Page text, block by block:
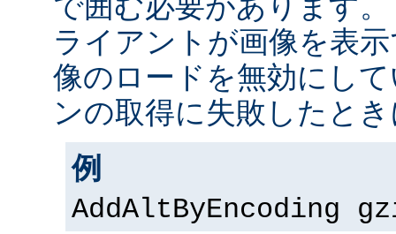
ライアントが画像を表
像のロードを無効にし
ンの取得に失敗したと
例
AddAltByEncoding